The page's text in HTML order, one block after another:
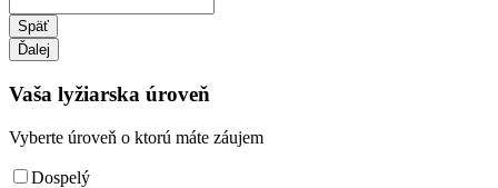
Späť
Ďalej
Vaša lyžiarska úroveň
Vyberte úroveň o ktorú máte záujem
Dospelý